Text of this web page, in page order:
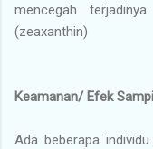
mencegah
(zeaxanthin)
Keamanan/ Efek
Ada beberapa